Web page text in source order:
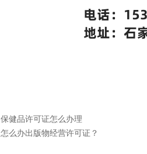
保健品许可证怎么办理
怎么办出版物经营许可证？